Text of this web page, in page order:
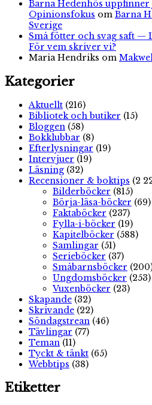
Barna Hedenhös
Opinionsfokus om Barna
Sverige
Små fötter och svag saft —
För vem skriver vi?
Maria Hendriks om
Kategorier
Aktuellt (216)
Bibliotek och butiker (15)
Bloggen (58)
Bokklubbar (8)
Efterlysningar (19)
Intervjuer (19)
Läsning (32)
Recensioner & boktips (2
Bilderböcker (815)
Börja-läsa-böcker (69)
Faktaböcker (237)
Fylla-i-böcker (19)
Kapitelböcker (588)
Samlingar (51)
Serieböcker (37)
Småbarnsböcker
Ungdomsböcker (253)
Vuxenböcker (23)
Skapande (32)
Skrivande (22)
Söndagstrean (46)
Tävlingar (77)
Teman (11)
Tyckt & tänkt (65)
Webbtips (38)
Etiketter